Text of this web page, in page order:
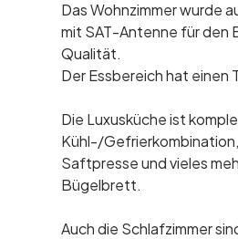
Das Wohnzimmer wurde
mit SAT-Antenne für den
Qualität.
Der Essbereich hat einen
Die Luxusküche ist
Kühl-/
Saftpresse und vieles
Bügelbrett.
Auch die Schlafzimmer